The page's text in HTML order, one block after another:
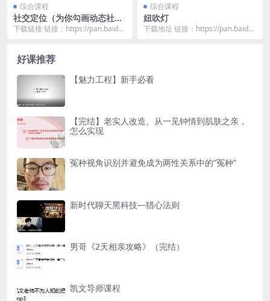
综合课程
社交定位（为你勾画动态社交
的蓝图）
下载链接 链接：https://pan.baidu.
综合课程
妞吹灯
下载地址 链接：https://pan.baidu.
好课推荐
【魅力工程】新手必看
【完结】老实人改造、从一见钟情到肌肤之亲，
怎么实现
冤种视角识别并避免成为两性关系中的“冤种”
新时代聊天黑科技—猎心法则
男哥《2天相亲攻略》（完结）
凯文导师课程